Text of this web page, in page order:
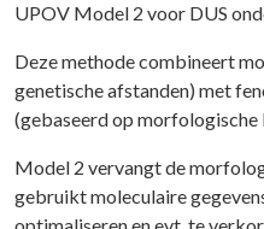
UPOV Model 2 voor DUS
Deze methode combineert
genetische afstanden) met
(gebaseerd op morfologische
Model 2 vervangt de
gebruikt moleculaire